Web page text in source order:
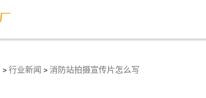
> 行业新闻 > 消防站拍摄宣传片怎么写